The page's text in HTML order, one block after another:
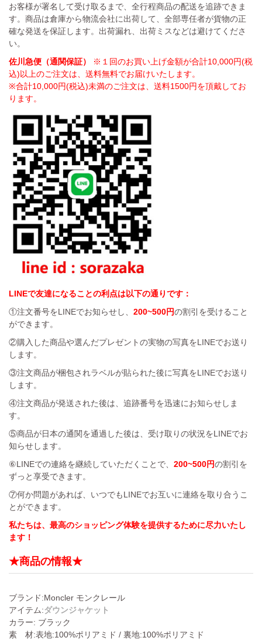
お客様が署名して受け取るまで、全行程商品の配送を追跡できま
す。商品は倉庫から物流会社に出荷して、全部専任者が貨物の正
確な発送を保証します。出荷漏れ、出荷ミスなどは避けてくださ
い。
佐川急便（通関保証）
※１回のお買い上げ金額が合計10,000円(税
込)以上のご注文は、送料無料でお届けいたします。
※合計10,000円(税込)未満のご注文は、送料1500円を頂戴してお
ります。
LINEで友達になることの利点は以下の通りです：
①注文番号をLINEでお知らせし、 200~500円の割引を受けること
ができます。
②購入した商品や選んだプレゼントの実物の写真をLINEでお送り
します。
③注文商品が梱包されラベルが貼られた後に写真をLINEでお送り
します。
④注文商品が発送された後は、追跡番号を迅速にお知らせしま
す。
⑤商品が日本の通関を通過した後は、受け取りの状況をLINEでお
知らせします。
⑥LINEでの連絡を継続していただくことで、 200~500円の割引を
ずっと享受できます。
⑦何か問題があれば、いつでもLINEでお互いに連絡を取り合うこ
とができます。
私たちは、最高のショッピング体験を提供するために尽力いたし
ます！
★商品の情報★
ブランド:Moncler モンクレール
アイテム:ダウンジャケット
カラー: ブラック
素 材:表地:100%ポリアミド / 裏地:100%ポリアミド